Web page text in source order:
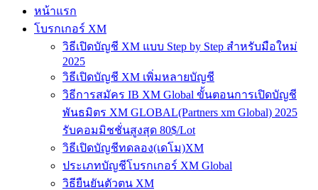
หน้าแรก
โบรกเกอร์ XM
วิธีเปิดบัญชี XM แบบ Step by Step สำหรับมือใหม่
2025
วิธีเปิดบัญชี XM เพิ่มหลายบัญชี
วิธีการสมัคร IB XM Global ขั้นตอนการเปิดบัญชี
พันธมิตร XM GLOBAL(Partners xm Global) 2025
รับคอมมิชชั่นสูงสุด 80$/Lot
วิธีเปิดบัญชีทดลอง(เดโม)XM
ประเภทบัญชีโบรกเกอร์ XM Global
วิธียืนยันตัวตน XM